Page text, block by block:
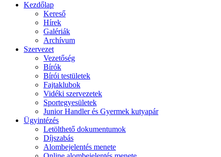
Kezdőlap
Kereső
Hírek
Galériák
Archívum
Szervezet
Vezetőség
Bírók
Bírói testületek
Fajtaklubok
Vidéki szervezetek
Sportegyesületek
Junior Handler és Gyermek kutyapár
Ügyintézés
Letölthető dokumentumok
Díjszabás
Alombejelentés menete